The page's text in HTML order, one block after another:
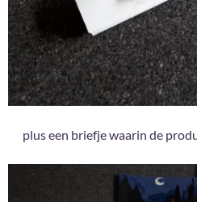
plus een briefje waarin de